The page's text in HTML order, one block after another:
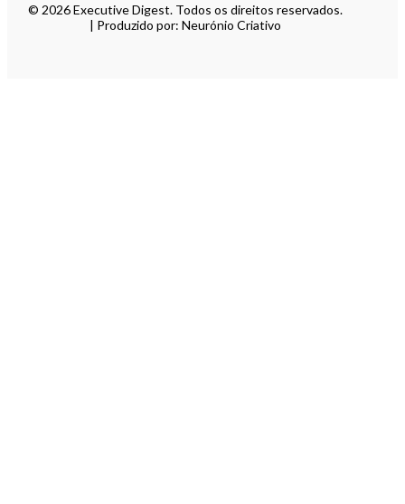
© 2026 Executive Digest. Todos os direitos reservados.
| Produzido por: Neurónio Criativo